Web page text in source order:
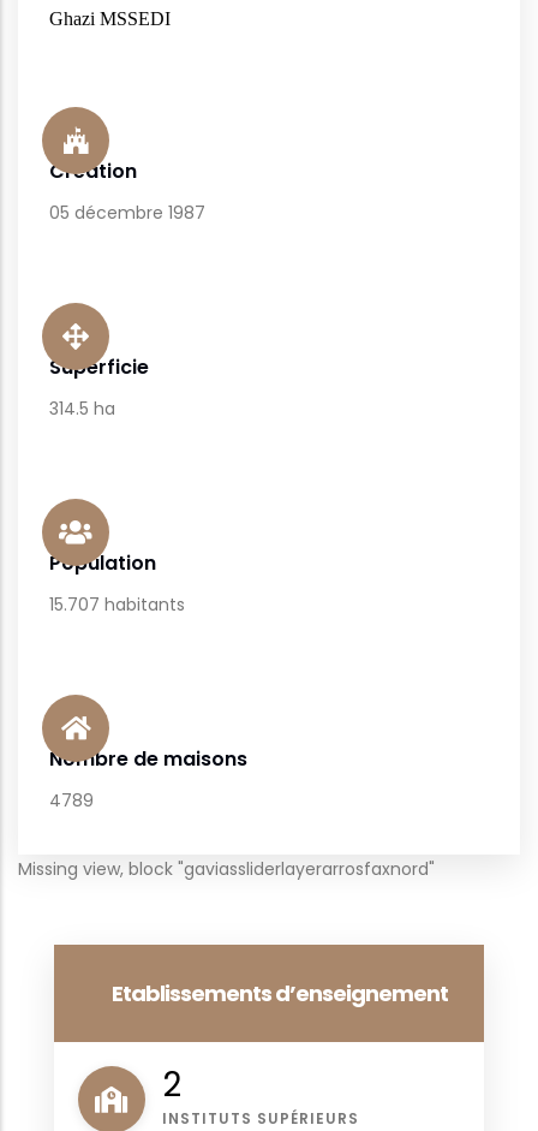
Ghazi MSSEDI
Création
05 décembre 1987
Superficie
314.5 ha
Population
15.707 habitants
Nombre de maisons
4789
Missing view, block "gaviassliderlayerarrosfaxnord"
Etablissements d’enseignement
2
INSTITUTS SUPÉRIEURS